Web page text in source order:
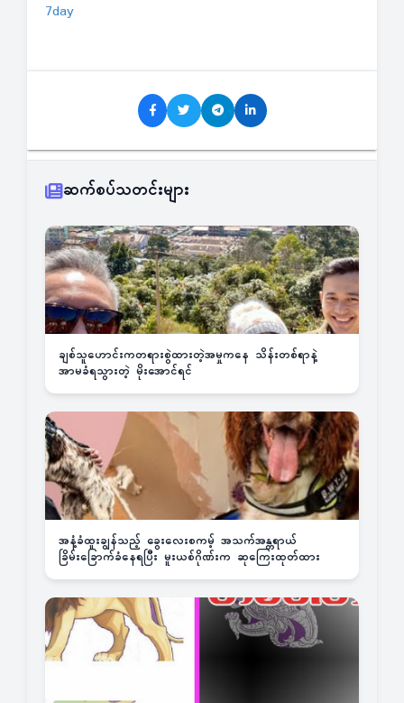
7day
ဆက်စပ်သတင်းများ
ချစ်သူဟောင်းကတရားစွဲထားတဲ့အမှုကနေ သိန်းတစ်ရာနဲ့
အာမခံရသွားတဲ့ မိုးအောင်ရင်
အနံ့ခံထူးချွန်သည့် ခွေးလေးစကမ့် အသက်အန္တရာယ်
ခြိမ်းခြောက်ခံနေရပြီး မူးယစ်ဂိုဏ်းက ဆုကြေးထုတ်ထား